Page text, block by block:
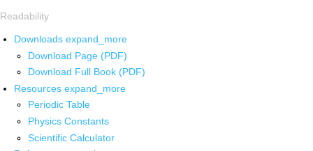
Readability
Downloads expand_more
Download Page (PDF)
Download Full Book (PDF)
Resources expand_more
Periodic Table
Physics Constants
Scientific Calculator